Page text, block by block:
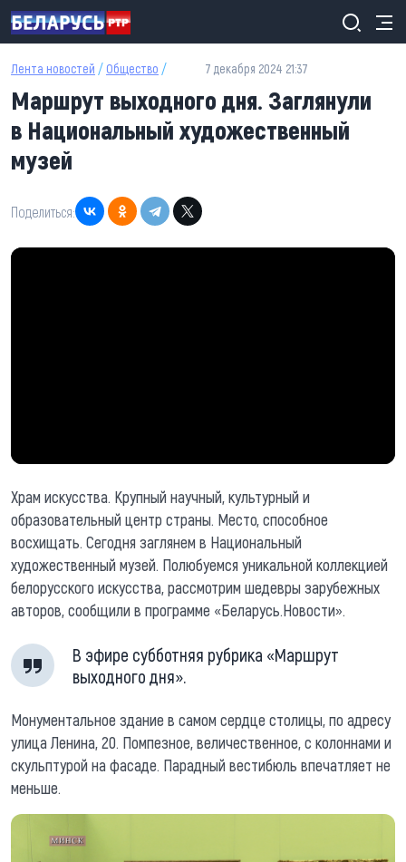
Перейти к основному содержанию
Лента новостей / Общество / 7 декабря 2024 21:37
Маршрут выходного дня. Заглянули
в Национальный художественный
музей
Поделиться:
Храм искусства. Крупный научный, культурный и
образовательный центр страны. Место, способное
восхищать. Сегодня заглянем в Национальный
художественный музей. Полюбуемся уникальной коллекцией
белорусского искусства, рассмотрим шедевры зарубежных
авторов, сообщили в программе «Беларусь.Новости».
В эфире субботняя рубрика «Маршрут
выходного дня».
Монументальное здание в самом сердце столицы, по адресу
улица Ленина, 20. Помпезное, величественное, с колоннами и
скульптурой на фасаде. Парадный вестибюль впечатляет не
меньше.